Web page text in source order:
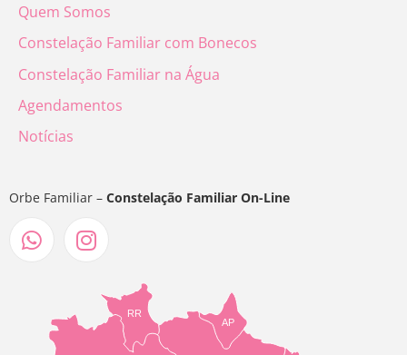
Quem Somos
Constelação Familiar com Bonecos
Constelação Familiar na Água
Agendamentos
Notícias
Orbe Familiar – Constelação Familiar On-Line
AP
RR